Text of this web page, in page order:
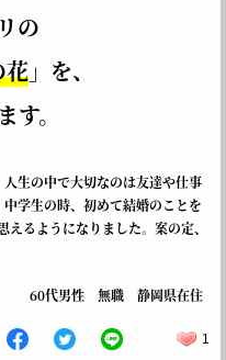
の
花」を、
す。
生の中で大切なのは友達や仕事
学生の時、初めて結婚のことを
るようになりました。案の定、
60代男性 無職 静岡県在住
1